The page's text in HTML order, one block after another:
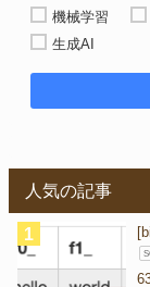
機械学習
生成AI
人気の記事